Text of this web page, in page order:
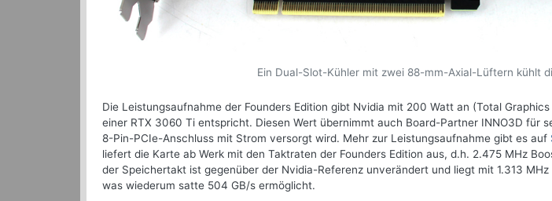
Ein Dual-Slot-Kühler mit zwei 88-mm-Axial-Lüftern kühlt
Die Leistungsaufnahme der Founders Edition gibt Nvidia mit 200 Watt an (Total
einer RTX 3060 Ti entspricht. Diesen Wert übernimmt auch Board-Partner INNO3D für
8-Pin-PCIe-Anschluss mit Strom versorgt wird. Mehr zur Leistungsaufnahme gibt es auf
liefert die Karte ab Werk mit den Taktraten der Founders Edition aus, d.h. 2.475 MHz
der Speichertakt ist gegenüber der Nvidia-Referenz unverändert und liegt mit 1.313
was wiederum satte 504 GB/s ermöglicht.